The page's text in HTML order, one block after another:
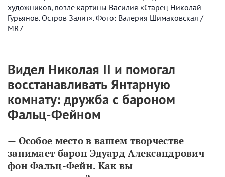
художников, возле картины Василия «Старец Николай
Гурьянов. Остров Залит». Фото: Валерия Шимаковская /
MR7
Видел Николая II и помогал
восстанавливать Янтарную
комнату: дружба с бароном
Фальц-Фейном
— Особое место в вашем творчестве
занимает барон Эдуард Александрович
фон Фальц-Фейн. Как вы